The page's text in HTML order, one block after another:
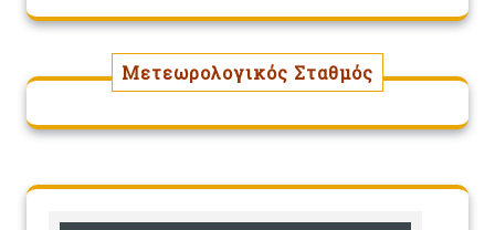
Μετεωρολογικός Σταθμός